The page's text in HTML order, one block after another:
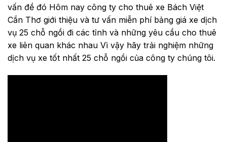
vấn đề đó Hôm nay công ty cho thuê xe Bách Việt
Cần Thơ giới thiệu và tư vấn miễn phí bảng giá xe dịch
vụ 25 chỗ ngồi đi các tỉnh và những yêu cầu cho thuê
xe liên quan khác nhau Vì vậy hãy trải nghiệm những
dịch vụ xe tốt nhất 25 chỗ ngồi của công ty chúng tôi.